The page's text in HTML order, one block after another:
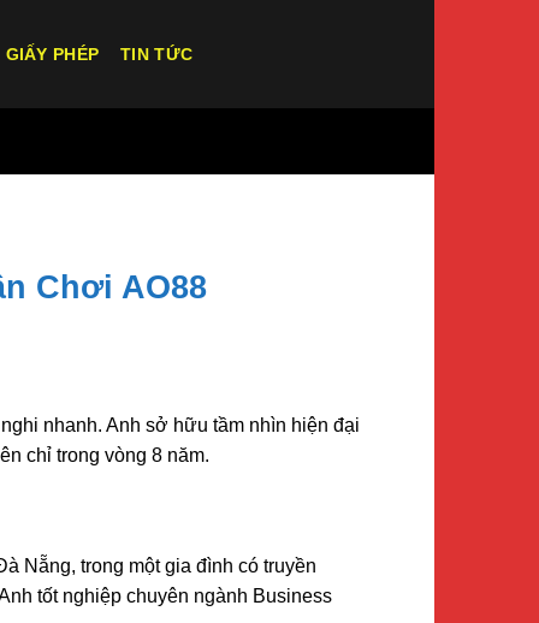
GIẤY PHÉP TIN TỨC
Chơi AO88
nhanh. Anh sở hữu tầm nhìn hiện đại
chỉ trong vòng 8 năm.
Nẵng, trong một gia đình có truyền
tốt nghiệp chuyên ngành Business